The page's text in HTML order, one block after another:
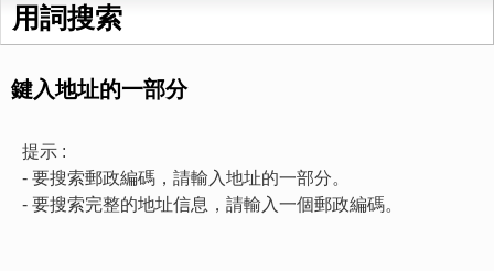
用詞搜索
鍵入地址的一部分
提示 :
- 要搜索郵政編碼，請輸入地址的一部分。
- 要搜索完整的地址信息，請輸入一個郵政編碼。